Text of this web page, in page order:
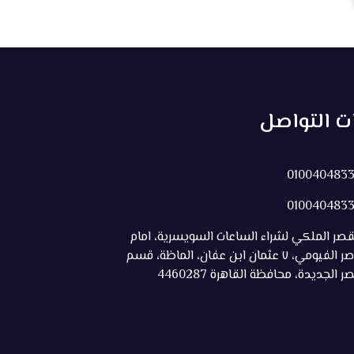
التواصل
الملكي لشراء الساعات السويسرية، امام
ناصر الفيومي، ٧ عثمان ابن عفان، الماظة، قسم
الجديدة، محافظة القاهرة‬ 4460287